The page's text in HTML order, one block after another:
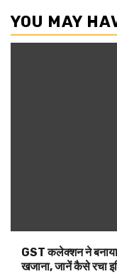
YOU MAY
GST कलेक्शन ने बनाया
खजाना, जानें कैसे रचा